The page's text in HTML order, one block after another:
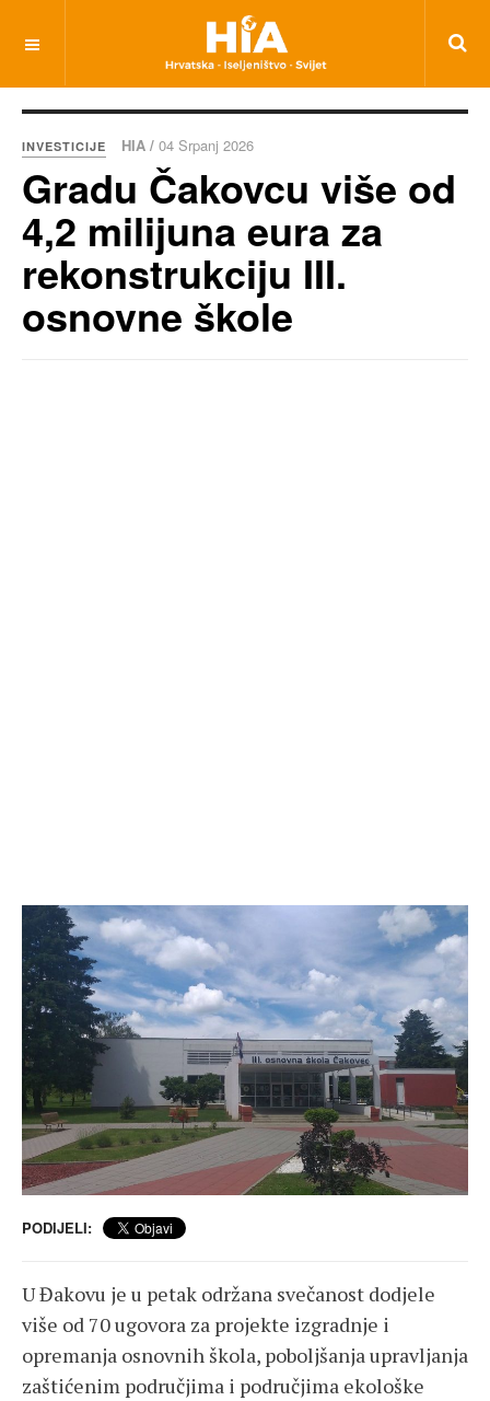
INVESTICIJE HIA / 04 Srpanj 2026
Gradu Čakovcu više od
4,2 milijuna eura za
rekonstrukciju III.
osnovne škole
PODIJELI:
U Đakovu je u petak održana svečanost dodjele
više od 70 ugovora za projekte izgradnje i
opremanja osnovnih škola, poboljšanja upravljanja
zaštićenim područjima i područjima ekološke